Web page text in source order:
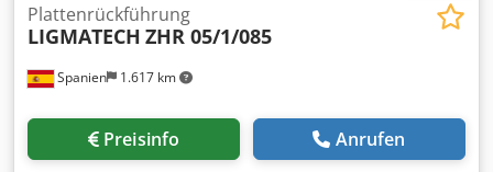
Spanien 1.617 km
Plattenrückführung
LIGMATECH ZHR 05/1/085
Preisinfo Anrufen